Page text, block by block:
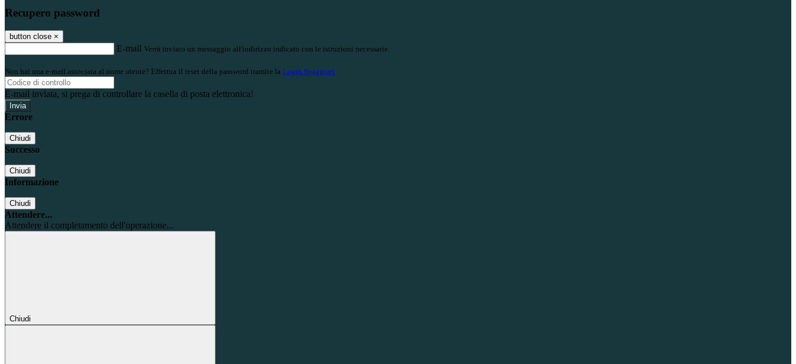
Recupero password
button close ×
E-mail Verrà inviato un messaggio all'indirizzo indicato con le istruzioni necessarie.
Non hai una e-mail associata al nome utente? Effettua il reset della password tramite la Login Spaggiari
E-mail inviata, si prega di controllare la casella di posta elettronica!
Errore
Chiudi
Successo
Chiudi
Informazione
Chiudi
Attendere...
Attendere il completamento dell'operazione...
Chiudi